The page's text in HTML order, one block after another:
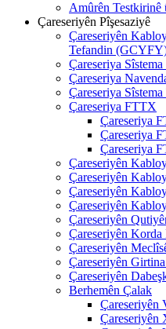
Amûrên Testkirinê
Çareseriyên Pîşesaziyê
Çareseriyên
Tefandin
Çareseriya
Çareseriya
Çareseriya
Çareseriya FTTX
Çareseriya
Çareseriya
Çareseriya
Çareseriyên
Çareseriyên
Çareseriyên
Çareseriyên
Çareseriyên
Çareseriyên
Çareseriyên
Çareseriyên
Çareseriyên
Berhemên Çalak
Çareseriyên